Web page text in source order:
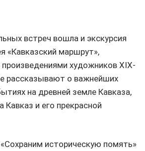
встреч вошла и экскурсия
«Кавказский маршрут»,
художников ХIХ-
рассказывают о важнейших
на древней земле Кавказа,
Кавказ и его прекрасной
историческую помять»